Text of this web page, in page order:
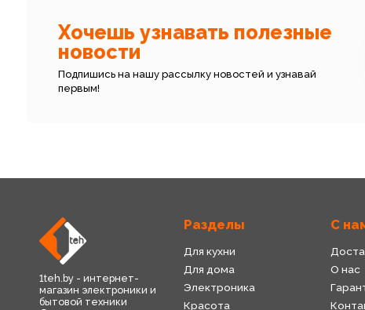
Хочешь узнавать полезные
новости
Подпишись на нашу рассылку новостей и узнавай
первым!
1teh.by - интернет-
магазин электроники и
бытовой техники
Разделы
Для кухни
Для дома
Электроника
Красота
С
О нас